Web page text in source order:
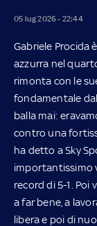
05 lug 2026 - 22:44
Gabriele Procida
azzurra nel
rimonta con le
fondamentale
balla mai:
contro una
ha detto a Sky
importantissimo
record di 5-1. Poi
a far bene, a
libera e poi di